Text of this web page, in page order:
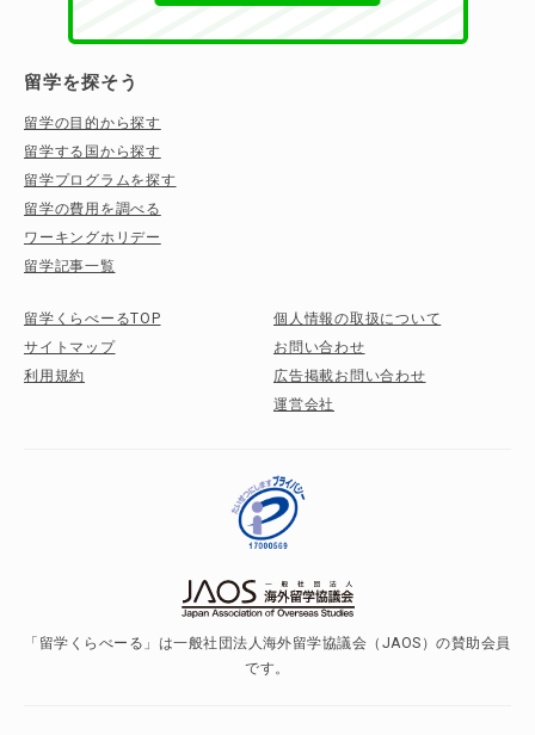
留学を探そう
留学の目的から探す
留学する国から探す
留学プログラムを探す
留学の費用を調べる
ワーキングホリデー
留学記事一覧
留学くらべーるTOP
サイトマップ
利用規約
個人情報の取扱について
お問い合わせ
広告掲載お問い合わせ
運営会社
「留学くらべーる」は一般社団法人海外留学協議会（JAOS）の賛助会員
です。